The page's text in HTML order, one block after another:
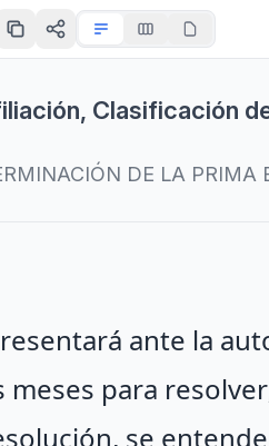
Clasificación
DE LA PRIMA
ante la
para
se